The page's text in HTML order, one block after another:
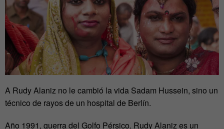
A Rudy Alaniz no le cambió la vida Sadam Hussein, sino un
técnico de rayos de un hospital de Berlín.
Año 1991, guerra del Golfo Pérsico. Rudy Alaniz es un